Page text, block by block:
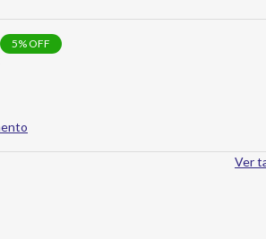
5% OFF
Ver